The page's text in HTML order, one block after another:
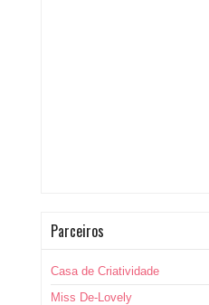
Parceiros
Casa de Criatividade
Miss De-Lovely